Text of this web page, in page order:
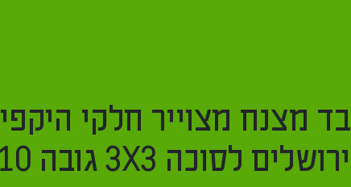
בד מצנח מצוייר חלקי היקפי
ירושלים לסוכה 3X3 גובה 2.10